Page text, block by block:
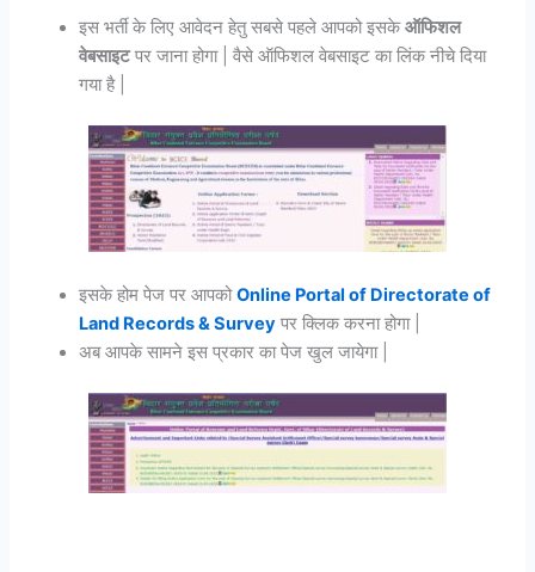
इस भर्ती के लिए आवेदन हेतु सबसे पहले आपको इसकेऑफिशल
वेबसाइटपर जाना होगा | वैसे ऑफिशल वेबसाइट का लिंक नीचे दिया
गया है |
इसके होम पेज पर आपकोOnline Portal of Directorate of
Land Records & Survey पर क्लिक करना होगा |
अब आपके सामने इस प्रकार का पेज खुल जायेगा |